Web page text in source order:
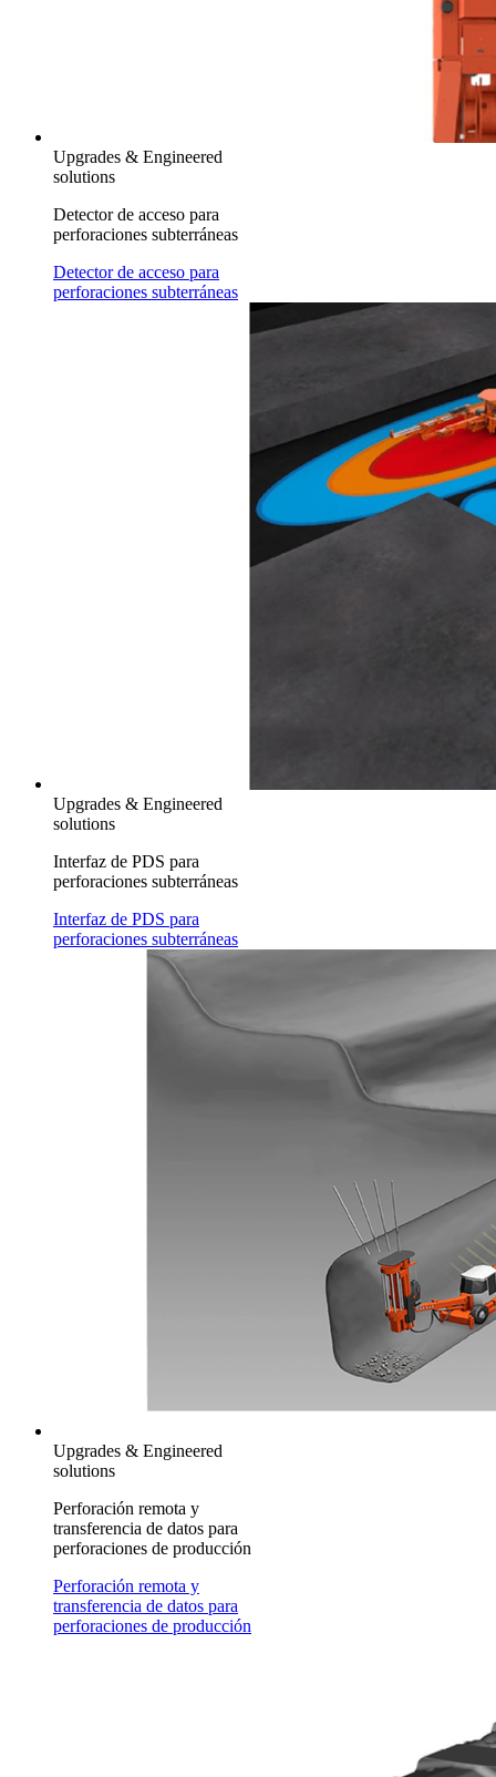
Upgrades & Engineered
solutions
Detector de acceso para
perforaciones subterráneas
Detector de acceso para
perforaciones subterráneas
Upgrades & Engineered
solutions
Interfaz de PDS para
perforaciones subterráneas
Interfaz de PDS para
perforaciones subterráneas
Upgrades & Engineered
solutions
Perforación remota y
transferencia de datos para
perforaciones de producción
Perforación remota y
transferencia de datos para
perforaciones de producción